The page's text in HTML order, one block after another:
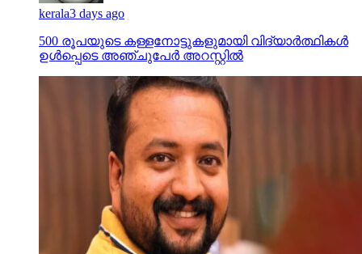
kerala3 days ago
500 രൂപയുടെ കള്ളനോട്ടുകളുമായി വിദ്യാര്‍ത്ഥികള്‍
ഉള്‍പ്പെടെ അഞ്ചുപേര്‍ അറസ്റ്റില്‍